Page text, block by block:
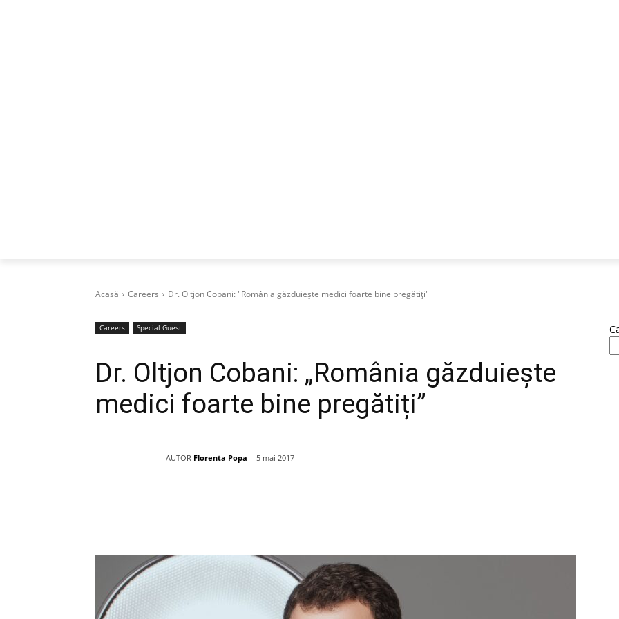
Acasă Careers Dr. Oltjon Cobani: "România găzduiește medici foarte bine pregătiți"
Careers Special Guest
Dr. Oltjon Cobani: „România găzduiește
medici foarte bine pregătiți”
AUTOR Florenta Popa 5 mai 2017